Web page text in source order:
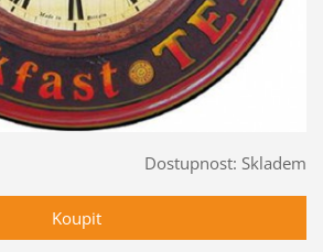
Dostupnost: Skladem